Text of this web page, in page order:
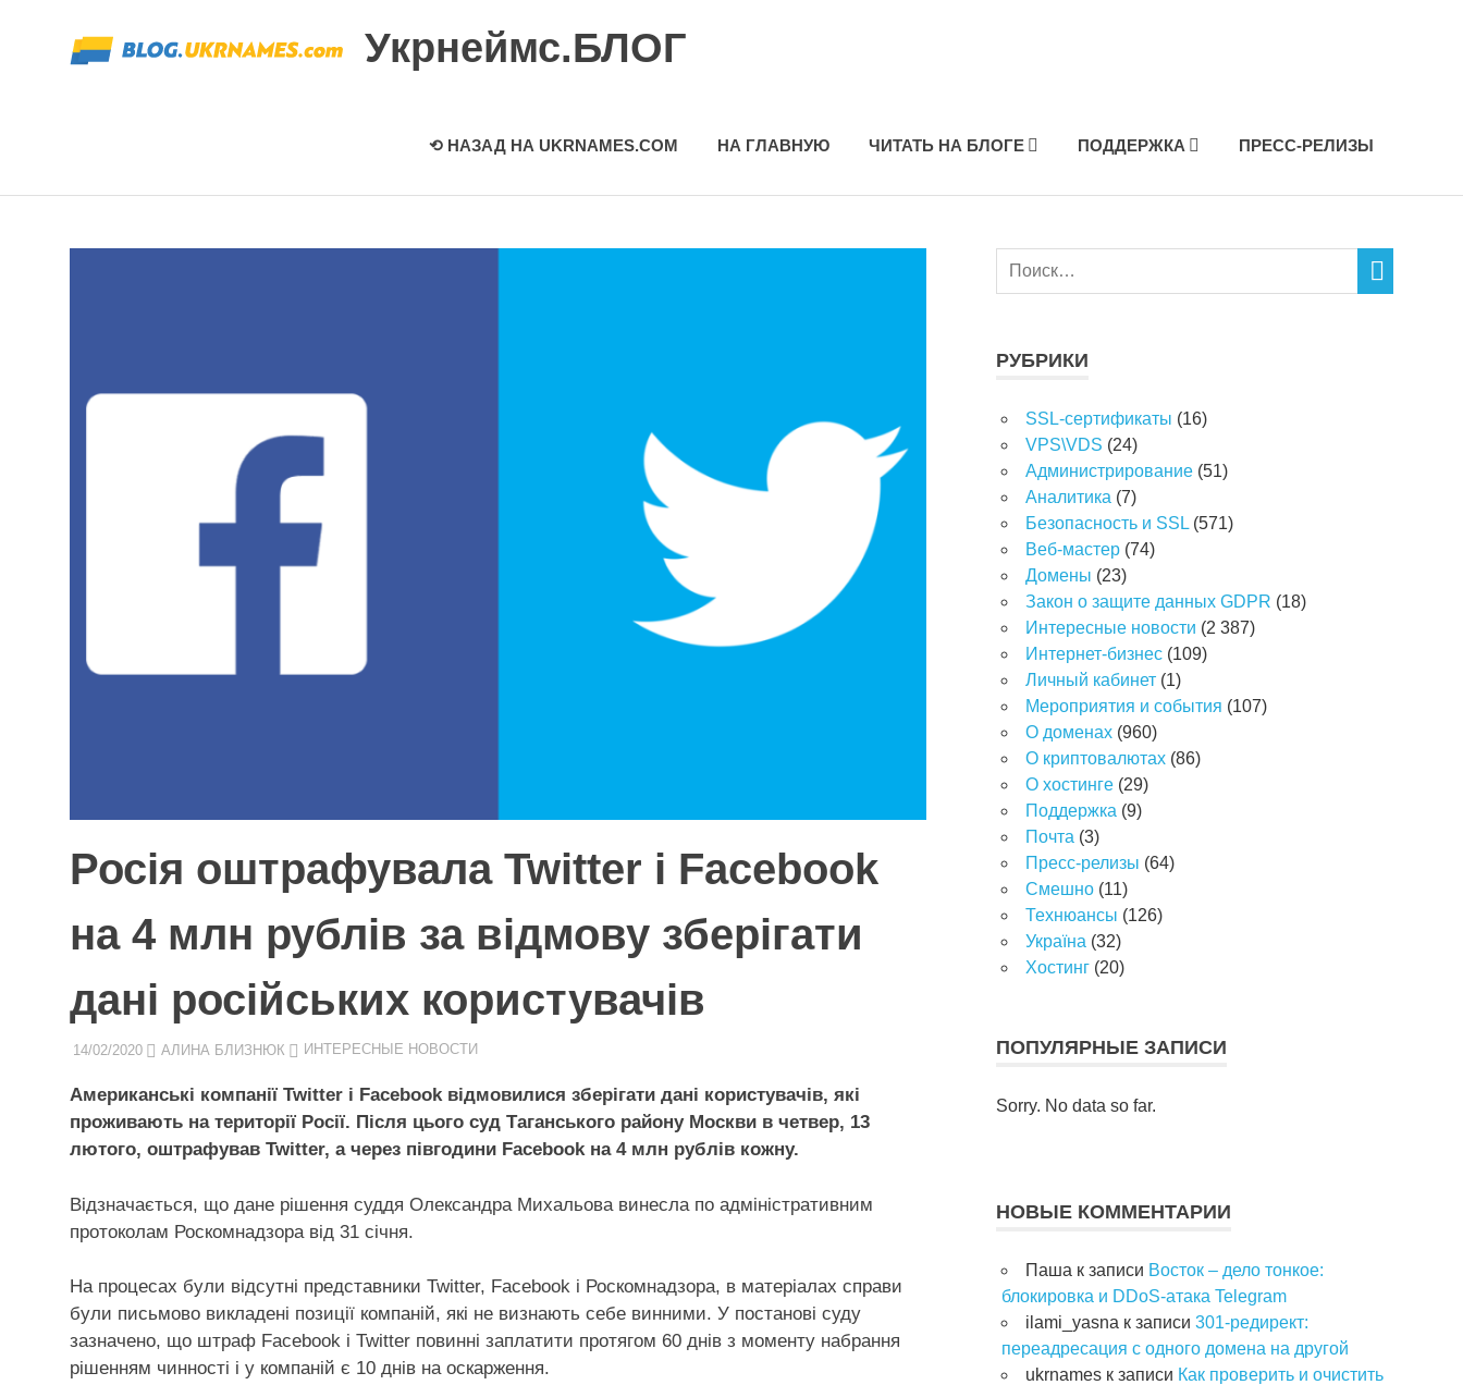
содержимому
Укрнеймс.БЛОГ
⟲ НАЗАД НА UKRNAMES.COM НА ГЛАВНУЮ ЧИТАТЬ НА БЛОГЕ ПОДДЕРЖКА ПРЕСС-РЕЛИЗЫ
Росія оштрафувала Twitter і Facebook
на 4 млн рублів за відмову зберігати
дані російських користувачів
14/02/2020 АЛИНА БЛИЗНЮК ИНТЕРЕСНЫЕ НОВОСТИ
Американські компанії Twitter і Facebook відмовилися зберігати дані користувачів, які
проживають на території Росії. Після цього суд Таганського району Москви в четвер, 13
лютого, оштрафував Twitter, а через півгодини Facebook на 4 млн рублів кожну.
Відзначається, що дане рішення суддя Олександра Михальова винесла по адміністративним
протоколам Роскомнадзора від 31 січня.
На процесах були відсутні представники Twitter, Facebook і Роскомнадзора, в матеріалах справи
були письмово викладені позиції компаній, які не визнають себе винними. У постанові суду
зазначено, що штраф Facebook і Twitter повинні заплатити протягом 60 днів з моменту набрання
рішенням чинності і у компаній є 10 днів на оскарження.
РУБРИКИ
SSL-сертификаты (16)
VPS\VDS (24)
Администрирование (51)
Аналитика (7)
Безопасность и SSL (571)
Веб-мастер (74)
Домены (23)
Закон о защите данных GDPR (18)
Интересные новости (2 387)
Интернет-бизнес (109)
Личный кабинет (1)
Мероприятия и события (107)
О доменах (960)
О криптовалютах (86)
О хостинге (29)
Поддержка (9)
Почта (3)
Пресс-релизы (64)
Смешно (11)
Технюансы (126)
Україна (32)
Хостинг (20)
ПОПУЛЯРНЫЕ ЗАПИСИ
Sorry. No data so far.
НОВЫЕ КОММЕНТАРИИ
Паша к записи Восток – дело тонкое:
блокировка и DDoS-атака Telegram
ilami_yasna к записи 301-редирект:
переадресация с одного домена на другой
ukrnames к записи Как проверить и очистить